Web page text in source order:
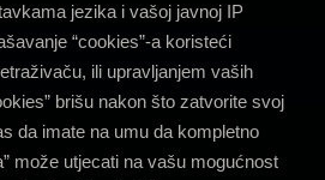
jezika i vašoj javnoj IP
“cookies”-a koristeći
ili upravljanjem vaših
brišu nakon što zatvorite svoj
da imate na umu da kompletno
može utjecati na vašu mogućnost